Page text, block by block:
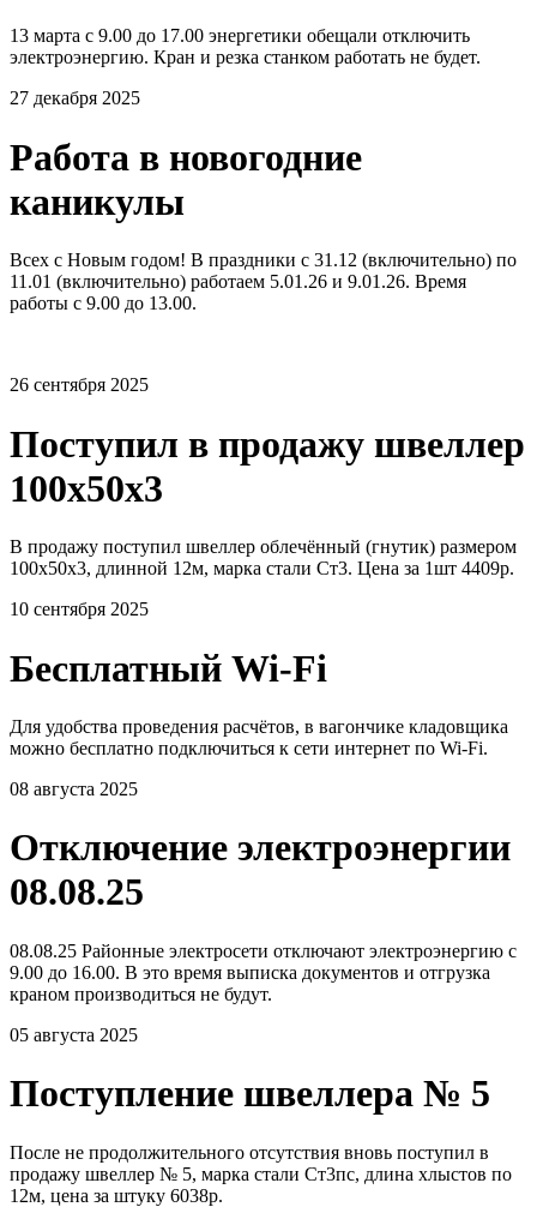
13 марта с 9.00 до 17.00 энергетики обещали отключить
электроэнергию. Кран и резка станком работать не будет.
27 декабря 2025
Работа в новогодние
каникулы
Всех с Новым годом! В праздники с 31.12 (включительно) по
11.01 (включительно) работаем 5.01.26 и 9.01.26. Время
работы с 9.00 до 13.00.
26 сентября 2025
Поступил в продажу швеллер
100х50х3
В продажу поступил швеллер облечённый (гнутик) размером
100х50х3, длинной 12м, марка стали Ст3. Цена за 1шт 4409р.
10 сентября 2025
Бесплатный Wi-Fi
Для удобства проведения расчётов, в вагончике кладовщика
можно бесплатно подключиться к сети интернет по Wi-Fi.
08 августа 2025
Отключение электроэнергии
08.08.25
08.08.25 Районные электросети отключают электроэнергию с
9.00 до 16.00. В это время выписка документов и отгрузка
краном производиться не будут.
05 августа 2025
Поступление швеллера № 5
После не продолжительного отсутствия вновь поступил в
продажу швеллер № 5, марка стали Ст3пс, длина хлыстов по
12м, цена за штуку 6038р.